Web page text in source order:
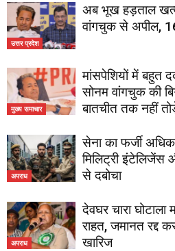
उत्तर प्रदेश
अब भूख हड़ताल
वांगचुक से अपील,
मुख्य समाचार
मांसपेशियों में बहुत
सोनम वांगचुक की
बातचीत तक नहीं
अपराध
सेना का फर्जी
मिलिट्री
से दबोचा
अपराध
देवघर चारा
राहत, जमानत रद्द
खारिज